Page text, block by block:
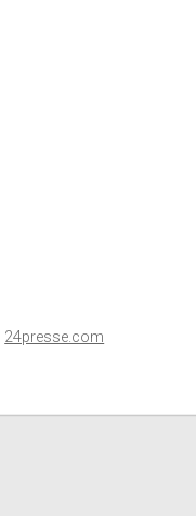
24presse.com